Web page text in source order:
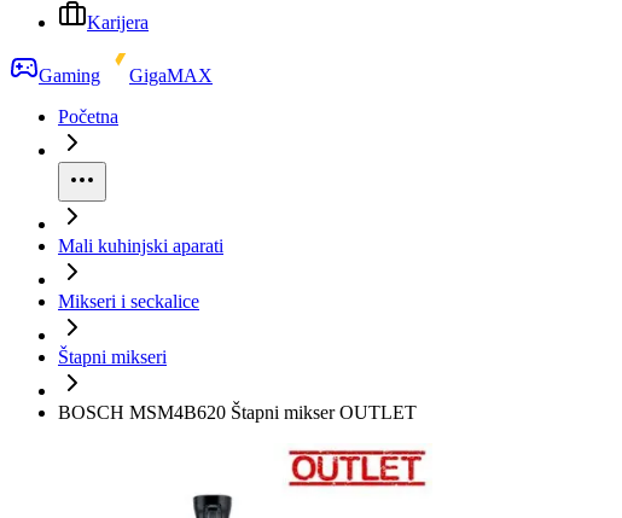
Karijera
Gaming
GigaMAX
Početna
Mali kuhinjski aparati
Mikseri i seckalice
Štapni mikseri
BOSCH MSM4B620 Štapni mikser OUTLET